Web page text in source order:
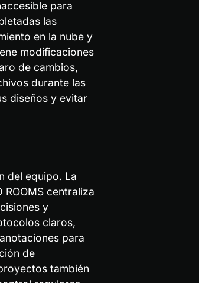
para
las
en la nube y
modificaciones
de cambios,
durante las
diseños y evitar
del equipo. La
ROOMS centraliza
y
claros,
para
de
también